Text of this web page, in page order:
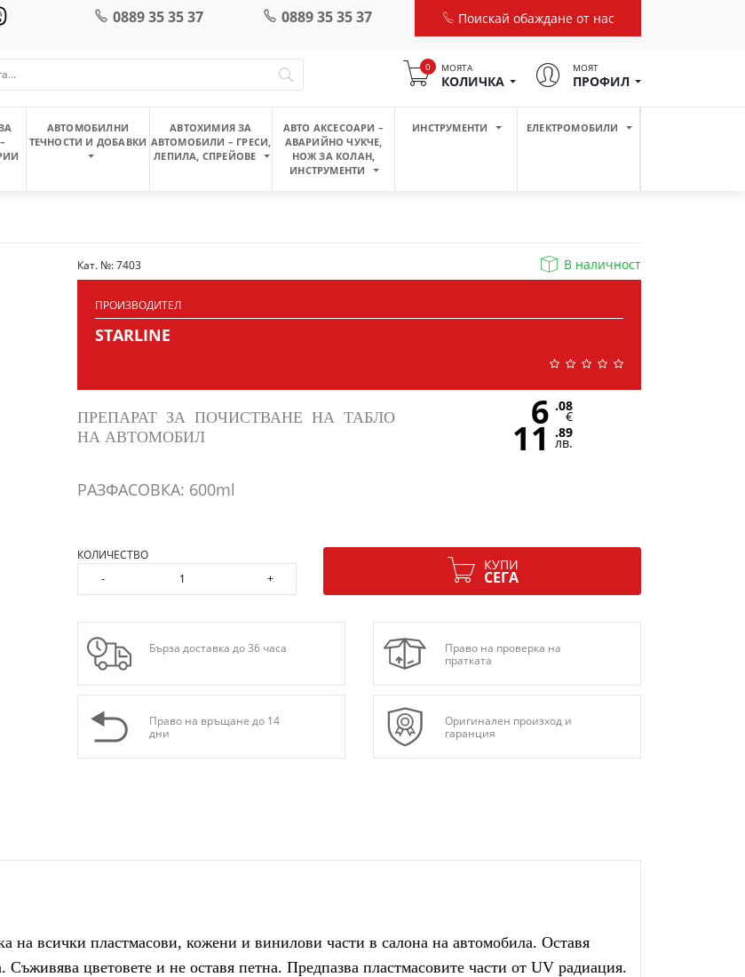
0889 35 35 37 0889 35 35 37 Поискай обаждане от нас
0 МОЯТА
КОЛИЧКА
МОЯТ
ПРОФИЛ
АВТОМОБИЛНИ
ТЕЧНОСТИ И ДОБАВКИ
АВТОХИМИЯ ЗА
АВТОМОБИЛИ – ГРЕСИ,
ЛЕПИЛА, СПРЕЙОВЕ
АВТО АКСЕСОАРИ –
АВАРИЙНО ЧУКЧЕ,
НОЖ ЗА КОЛАН,
ИНСТРУМЕНТИ
ИНСТРУМЕНТИ ЕЛЕКТРОМОБИЛИ
Кат. №: 7403 В наличност
ПРОИЗВОДИТЕЛ
STARLINE
ПРЕПАРАТ ЗА ПОЧИСТВАНЕ НА ТАБЛО
НА АВТОМОБИЛ
РАЗФАСОВКА: 600ml
6 .08
€
11 .89
лв.
КОЛИЧЕСТВО
-
+
КУПИ
СЕГА
Бърза доставка до 36 часа
Право на проверка на
пратката
Право на връщане до 14
дни
Оригинален произход и
гаранция
на всички пластмасови, кожени и винилови части в салона на автомобила. Оставя
Съживява цветовете и не оставя петна. Предпазва пластмасовите части от UV радиация.